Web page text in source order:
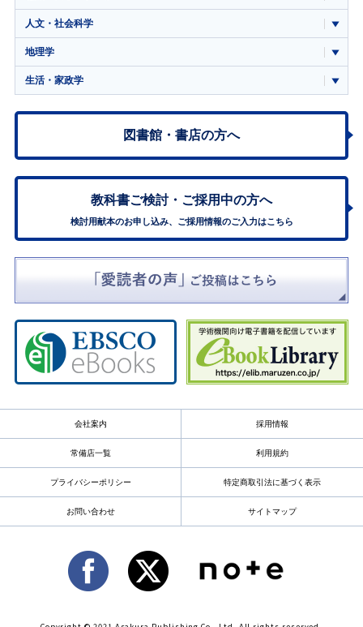
人文・社会科学
地理学
生活・家政学
図書館・書店の方へ
教科書ご検討・ ご採用中の方へ
検討用献本のお申し込み、ご採用情報のご入力はこちら
会社案内 採用情報
常備店一覧 利用規約
プライバシーポリシー 特定商取引法に基づく表示
お問い合わせ サイトマップ